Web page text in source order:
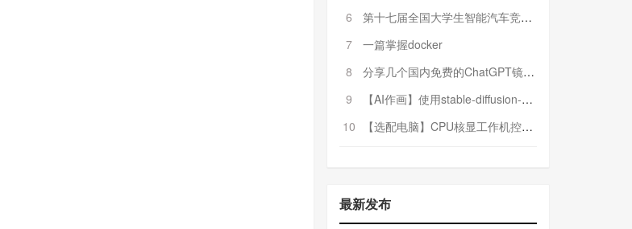
6
第十七届全国大学生智能汽车竞赛全国总决赛参赛队伍奖项公告
7
一篇掌握docker
8
分享几个国内免费的ChatGPT镜像网址(亲测有效-4月25日更新)
9
【AI作画】使用stable-diffusion-webui搭建AI作画平台
10
【选配电脑】CPU核显工作机控制预算5000
最新发布